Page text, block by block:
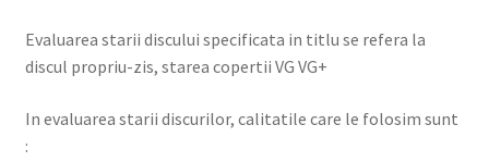
Evaluarea starii discului specificata in titlu se refera la
discul propriu-zis, starea copertii VG VG+
In evaluarea starii discurilor, calitatile care le folosim sunt
: